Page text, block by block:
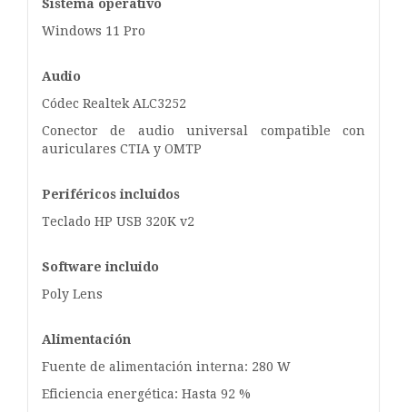
Sistema operativo
Windows 11 Pro
Audio
Códec Realtek ALC3252
Conector de audio universal compatible con
auriculares CTIA y OMTP
Periféricos incluidos
Teclado HP USB 320K v2
Software incluido
Poly Lens
Alimentación
Fuente de alimentación interna: 280 W
Eficiencia energética: Hasta 92 %